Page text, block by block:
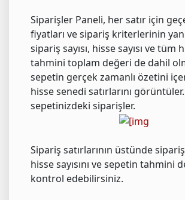
Siparişler Paneli, her satır için
fiyatları ve sipariş kriterlerinin
sipariş sayısı, hisse sayısı ve tüm
tahmini toplam değeri de dahil
sepetin gerçek zamanlı özetini
hisse senedi satırlarını görüntüler.
sepetinizdeki siparişler.
Sipariş satırlarının üstünde sipariş
hisse sayısını ve sepetin tahmini
kontrol edebilirsiniz.